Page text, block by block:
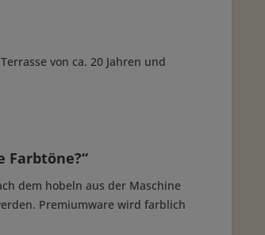
von ca. 20 Jahren und
dem hobeln aus der Maschine
Premiumware wird farblich